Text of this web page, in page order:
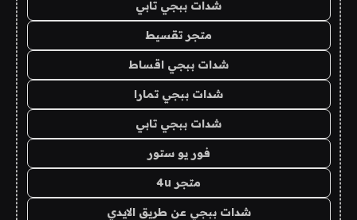
شدات ببجي تابي
متجر تقسيط
شدات ببجي اقساط
شدات ببجي تمارا
شدات ببجي تابي
فور يو ستور
متجر 4u
شدات ببجي عن طريق الايدي